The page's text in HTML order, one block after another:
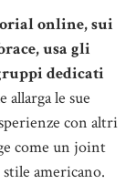
online, sui
usa gli
dedicati
allarga le sue
con altri
come un joint
americano.